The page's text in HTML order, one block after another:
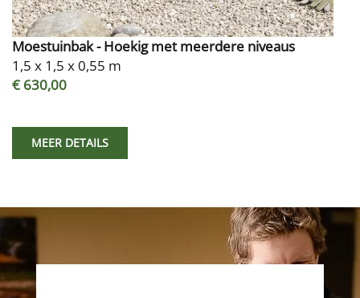
Moestuinbak - Hoekig met meerdere niveaus
1,5 x 1,5 x 0,55 m
€ 630,00
MEER DETAILS